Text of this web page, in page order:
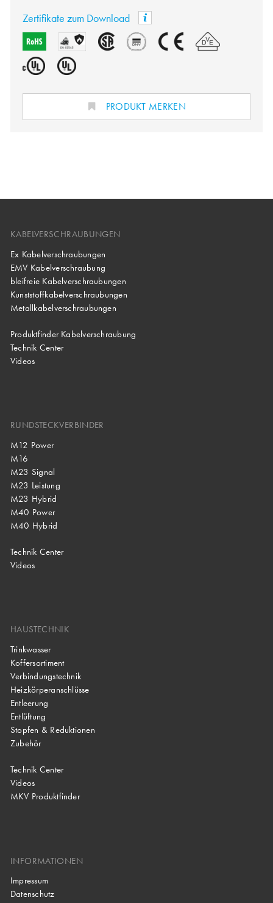
Zertifikate zum Download
PRODUKT MERKEN
KABELVERSCHRAUBUNGEN
Ex Kabelverschraubungen
EMV Kabelverschraubung
bleifreie Kabelverschraubungen
Kunststoffkabelverschraubungen
Metallkabelverschraubungen
Produktfinder Kabelverschraubung
Technik Center
Videos
RUNDSTECKVERBINDER
M12 Power
M16
M23 Signal
M23 Leistung
M23 Hybrid
M40 Power
M40 Hybrid
Technik Center
Videos
HAUSTECHNIK
Trinkwasser
Koffersortiment
Verbindungstechnik
Heizkörperanschlüsse
Entleerung
Entlüftung
Stopfen & Reduktionen
Zubehör
Technik Center
Videos
MKV Produktfinder
INFORMATIONEN
Impressum
Datenschutz